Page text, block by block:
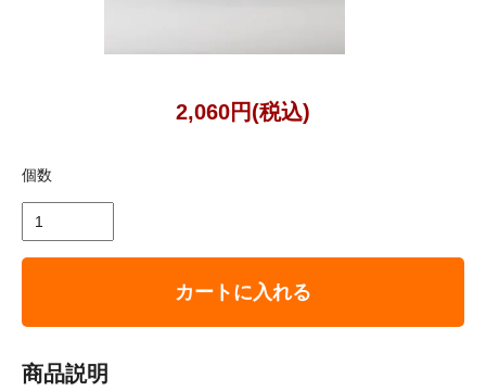
2,060円(税込)
個数
カートに入れる
商品説明